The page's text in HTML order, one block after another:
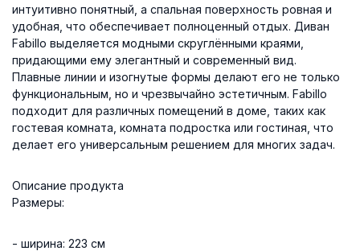
интуитивно понятный, а спальная поверхность ровная и
удобная, что обеспечивает полноценный отдых. Диван
Fabillo выделяется модными скруглёнными краями,
придающими ему элегантный и современный вид.
Плавные линии и изогнутые формы делают его не только
функциональным, но и чрезвычайно эстетичным. Fabillo
подходит для различных помещений в доме, таких как
гостевая комната, комната подростка или гостиная, что
делает его универсальным решением для многих задач.
Описание продукта
Размеры:
- ширина: 223 см